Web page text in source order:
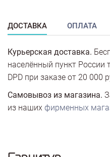
ДОСТАВКА ОПЛАТА
Курьерская доставка.
населённый пункт России
DPD при заказе от 20 000
Самовывоз из магазина.
из наших фирменных